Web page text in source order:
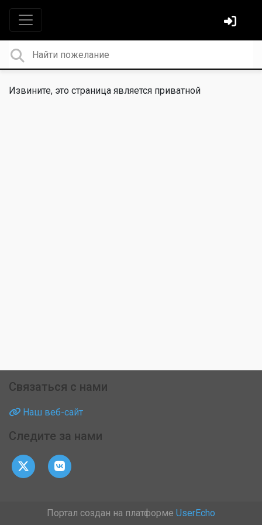
Извините, это страница является приватной
Связаться с нами
Наш веб-сайт
Следите за нами
Портал создан на платформе UserEcho